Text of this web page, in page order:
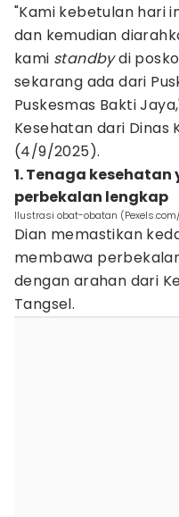
"Kami kebetulan hari
dan kemudian
kami standbydi
sekarang ada dari
Puskesmas Bakti
Kesehatan dari Dinas
(4/9/2025).
1. Tenaga
perbekalan lengkap
Ilustrasi obat-obatan
Dian memastikan
membawa
dengan arahan dari
Tangsel.